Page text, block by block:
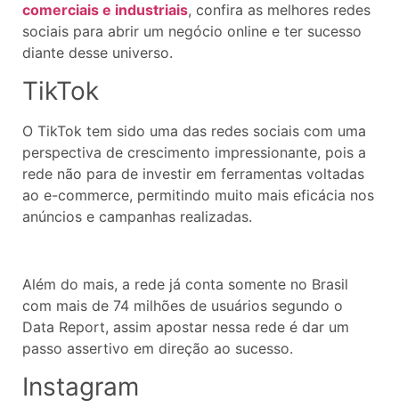
comerciais e industriais, confira as melhores redes
sociais para abrir um negócio online e ter sucesso
diante desse universo.
TikTok
O TikTok tem sido uma das redes sociais com uma
perspectiva de crescimento impressionante, pois a
rede não para de investir em ferramentas voltadas
ao e-commerce, permitindo muito mais eficácia nos
anúncios e campanhas realizadas.
Além do mais, a rede já conta somente no Brasil
com mais de 74 milhões de usuários segundo o
Data Report, assim apostar nessa rede é dar um
passo assertivo em direção ao sucesso.
Instagram